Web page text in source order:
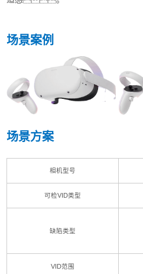
场景案例
场景方案
相机型号
可检VID类型
缺陷类型
VID范围